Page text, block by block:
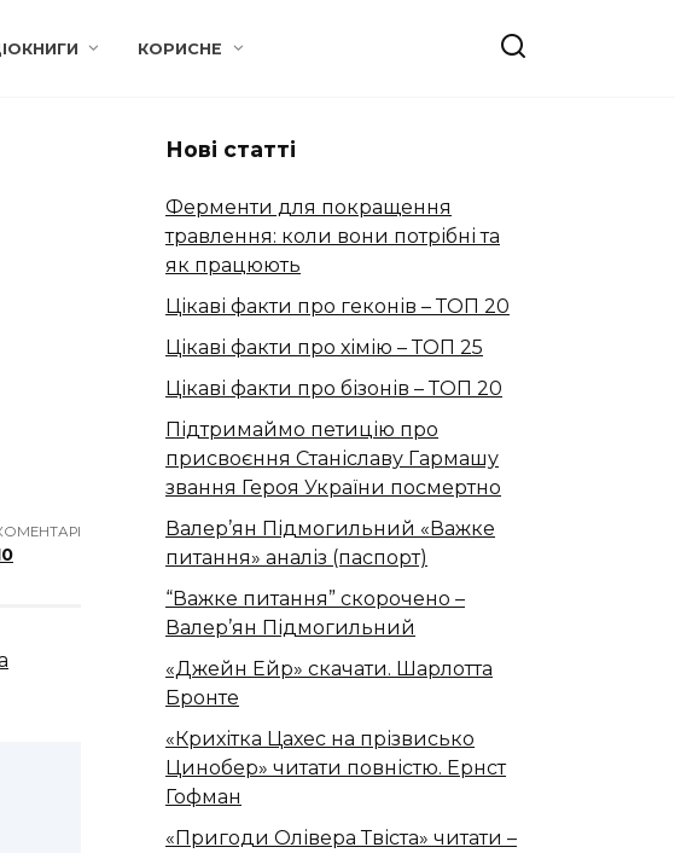
КОРИСНЕ
Нові статті
Ферменти для покращення
травлення: коли вони потрібні та
як працюють
Цікаві факти про геконів – ТОП 20
Цікаві факти про хімію – ТОП 25
Цікаві факти про бізонів – ТОП 20
Підтримаймо петицію про
присвоєння Станіславу Гармашу
звання Героя України посмертно
Валер’ян Підмогильний «Важке
питання» аналіз (паспорт)
“Важке питання” скорочено –
Валер’ян Підмогильний
«Джейн Ейр» скачати. Шарлотта
Бронте
«Крихітка Цахес на прізвисько
Цинобер» читати повністю. Ернст
Гофман
«Пригоди Олівера Твіста» читати –